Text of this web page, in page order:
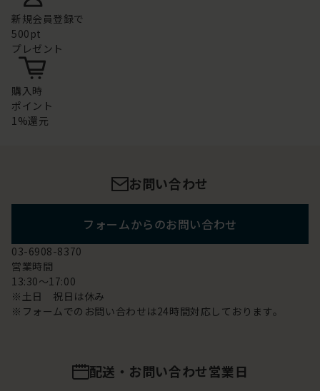
新規会員登録で
500pt
プレゼント
購入時
ポイント
1%還元
お問い合わせ
フォームからのお問い合わせ
03-6908-8370
営業時間
13:30～17:00
※土日 祝日は休み
※フォームでのお問い合わせは24時間対応しております。
配送・お問い合わせ営業日